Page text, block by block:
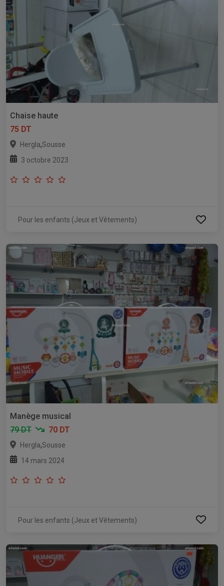
Chaise haute
75 DT
Hergla,Sousse
3 octobre 2023
Pour les enfants (Jeux et Vêtements)
Manège musical
79 DT
70 DT
Hergla,Sousse
14 mars 2024
Pour les enfants (Jeux et Vêtements)